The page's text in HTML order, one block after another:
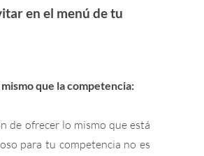
en el menú de tu
que la competencia:
de ofrecer lo mismo que está
para tu competencia no es